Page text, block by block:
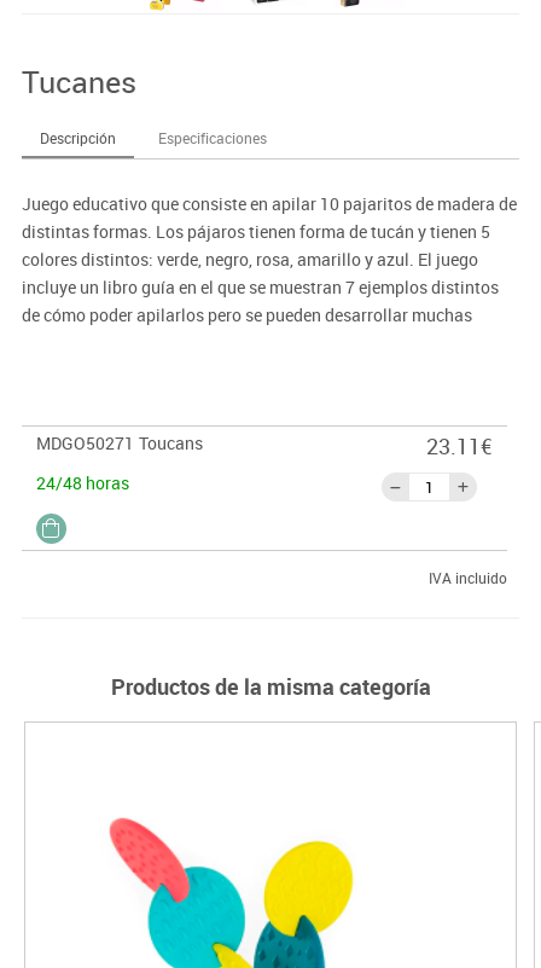
Tucanes
Descripción Especificaciones
Juego educativo que consiste en apilar 10 pajaritos de madera de
distintas formas. Los pájaros tienen forma de tucán y tienen 5
colores distintos: verde, negro, rosa, amarillo y azul. El juego
incluye un libro guía en el que se muestran 7 ejemplos distintos
de cómo poder apilarlos pero se pueden desarrollar muchas
MDGO50271 Toucans
24/48 horas
23.11€
IVA incluido
Productos de la misma categoría